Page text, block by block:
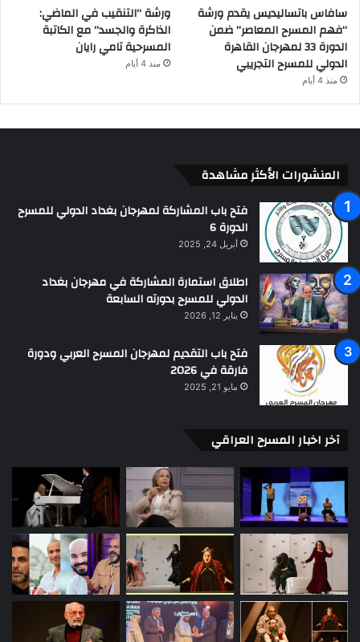
سافاس باتساليديس يقدم ورشة
“فهم المسرح المعاصر” ضمن
الدورة 33 لمهرجان القاهرة
الدولي للمسرح التجريبي
منذ 4 أيام
ورشة “التنقيب في الماضي:
الذاكرة والجسد” مع الكاتبة
المسرحية تامي رايان
منذ 4 أيام
المنشورات الأكثر مشاهدة
فتح باب المشاركة لمهرجان بغداد الدولي للمسرح
الدورة 6
أبريل 24, 2025
اطلاق استمارة المشاركة في مهرجان بغداد
الدولي للمسرح بدورته السابعة
يناير 12, 2026
فتح باب التقديم لمهرجان المسرح العربي ودورة
فارقة في 2026
مايو 21, 2025
آخر اخبار المسرح العراقي